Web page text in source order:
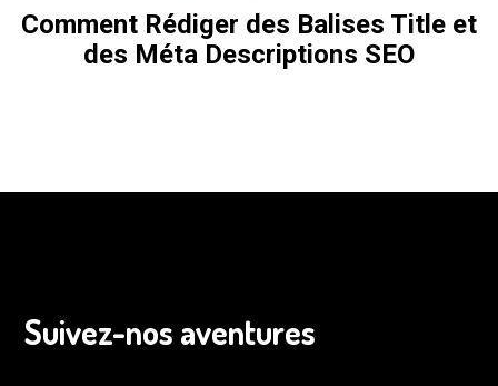
Comment Rédiger des Balises Title et
des Méta Descriptions SEO
Suivez-nos aventures